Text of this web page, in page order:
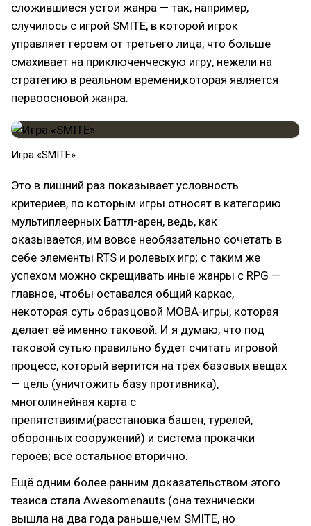
сложившиеся устои жанра — так, например,
случилось с игрой SMITE, в которой игрок
управляет героем от третьего лица, что больше
смахивает на приключенческую игру, нежели на
стратегию в реальном времени,которая является
первоосновой жанра.
Игра «SMITE»
Это в лишний раз показывает условность
критериев, по которым игры относят в категорию
мультиплеерных Баттл-арен, ведь, как
оказывается, им вовсе необязательно сочетать в
себе элементы RTS и ролевых игр; с таким же
успехом можно скрещивать иные жанры с RPG —
главное, чтобы оставался общий каркас,
некоторая суть образцовой MOBA-игры, которая
делает её именно таковой. И я думаю, что под
таковой сутью правильно будет считать игровой
процесс, который вертится на трёх базовых вещах
— цель (уничтожить базу противника),
многолинейная карта с
препятствиями(расстановка башен, турелей,
оборонных сооружений) и система прокачки
героев; всё остальное вторично.
Ещё одним более ранним доказательством этого
тезиса стала Awesomenauts (она технически
вышла на два года раньше,чем SMITE, но